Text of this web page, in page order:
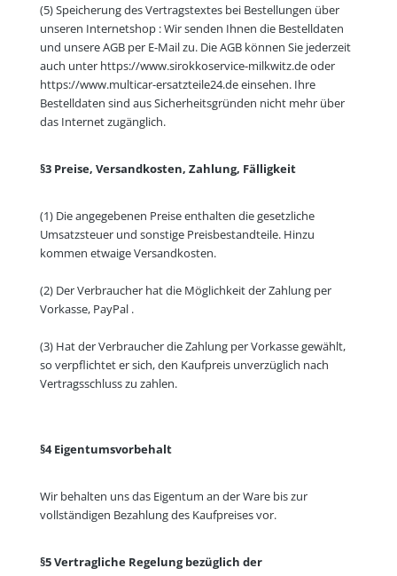
(5) Speicherung des Vertragstextes bei Bestellungen über
unseren Internetshop : Wir senden Ihnen die Bestelldaten
und unsere AGB per E-Mail zu. Die AGB können Sie jederzeit
auch unter https://www.sirokkoservice-milkwitz.de oder
https://www.multicar-ersatzteile24.de einsehen. Ihre
Bestelldaten sind aus Sicherheitsgründen nicht mehr über
das Internet zugänglich.
§3 Preise, Versandkosten, Zahlung, Fälligkeit
(1) Die angegebenen Preise enthalten die gesetzliche
Umsatzsteuer und sonstige Preisbestandteile. Hinzu
kommen etwaige Versandkosten.
(2) Der Verbraucher hat die Möglichkeit der Zahlung per
Vorkasse, PayPal .
(3) Hat der Verbraucher die Zahlung per Vorkasse gewählt,
so verpflichtet er sich, den Kaufpreis unverzüglich nach
Vertragsschluss zu zahlen.
§4 Eigentumsvorbehalt
Wir behalten uns das Eigentum an der Ware bis zur
vollständigen Bezahlung des Kaufpreises vor.
§5 Vertragliche Regelung bezüglich der